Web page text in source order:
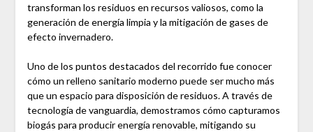
transforman los residuos en recursos valiosos, como la
generación de energía limpia y la mitigación de gases de
efecto invernadero.
Uno de los puntos destacados del recorrido fue conocer
cómo un relleno sanitario moderno puede ser mucho más
que un espacio para disposición de residuos. A través de
tecnología de vanguardia, demostramos cómo capturamos
biogás para producir energía renovable, mitigando su